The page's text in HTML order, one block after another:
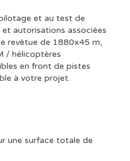
et au test de
autorisations associées
revêtue de 1880x45 m,
/ hélicoptères
en front de pistes
à votre projet.
une surface totale de